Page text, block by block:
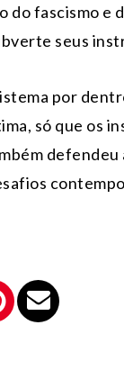
fascismo e
seus
por
só que os
defendeu